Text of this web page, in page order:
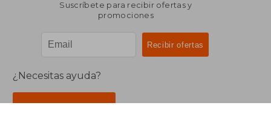
Suscríbete para recibir ofertas y
promociones
¿Necesitas ayuda?